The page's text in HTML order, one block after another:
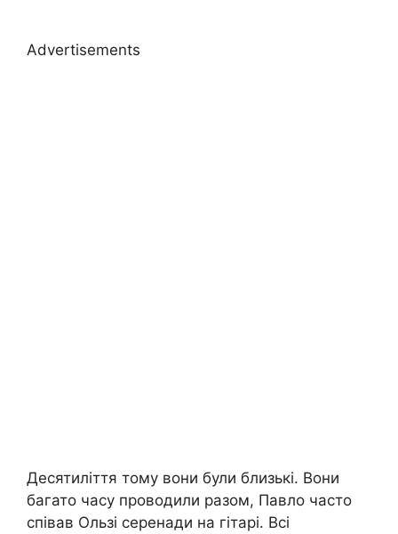
Advertisements
Десятиліття тому вони були близькі. Вони
багато часу проводили разом, Павло часто
співав Ользі серенади на гітарі. Всі